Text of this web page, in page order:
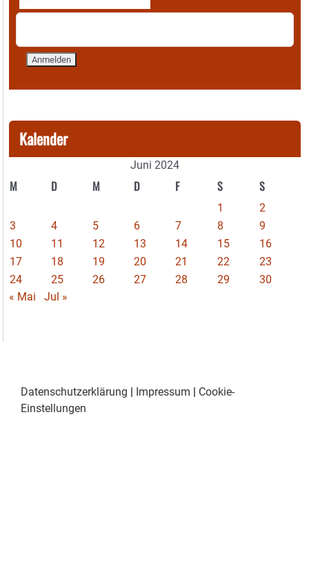
Kalender
Juni 2024
M D M D F S S
1
2
3
4 5 6 7 8
9
10
11 12 13 14 15
16
17
18 19 20 21 22
23
24
25 26 27 28 29
30
« Mai
Jul »
Datenschutzerklärung Impressum
Cookie-
Einstellungen